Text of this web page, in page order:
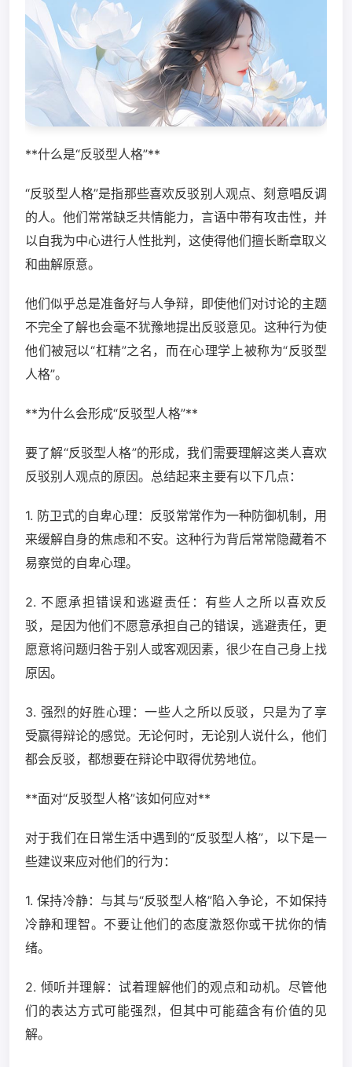
**什么是“反驳型人格”**
“反驳型人格”是指那些喜欢反驳别人观点、刻意唱反调
的人。他们常常缺乏共情能力，言语中带有攻击性，并
以自我为中心进行人性批判，这使得他们擅长断章取义
和曲解原意。
他们似乎总是准备好与人争辩，即使他们对讨论的主题
不完全了解也会毫不犹豫地提出反驳意见。这种行为使
他们被冠以“杠精”之名，而在心理学上被称为“反驳型
人格”。
**为什么会形成“反驳型人格”**
要了解“反驳型人格”的形成，我们需要理解这类人喜欢
反驳别人观点的原因。总结起来主要有以下几点：
1. 防卫式的自卑心理：反驳常常作为一种防御机制，用
来缓解自身的焦虑和不安。这种行为背后常常隐藏着不
易察觉的自卑心理。
2. 不愿承担错误和逃避责任：有些人之所以喜欢反
驳，是因为他们不愿意承担自己的错误，逃避责任，更
愿意将问题归咎于别人或客观因素，很少在自己身上找
原因。
3. 强烈的好胜心理：一些人之所以反驳，只是为了享
受赢得辩论的感觉。无论何时，无论别人说什么，他们
都会反驳，都想要在辩论中取得优势地位。
**面对“反驳型人格”该如何应对**
对于我们在日常生活中遇到的“反驳型人格”，以下是一
些建议来应对他们的行为：
1. 保持冷静：与其与“反驳型人格”陷入争论，不如保持
冷静和理智。不要让他们的态度激怒你或干扰你的情
绪。
2. 倾听并理解：试着理解他们的观点和动机。尽管他
们的表达方式可能强烈，但其中可能蕴含有价值的见
解。